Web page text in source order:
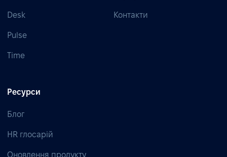
Desk
Pulse
Time
Контакти
Ресурси
Блог
HR глосарій
Оновлення продукту